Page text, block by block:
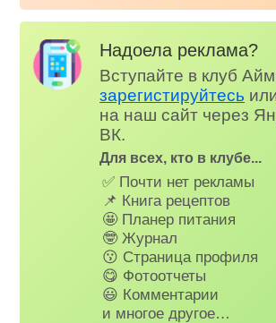
Надоела реклама?
Вступайте в клуб
зарегистируйтесь
на наш сайт через
ВК.
Для всех, кто в клубе...
✅ Почти нет рекламы
📌 Книга рецептов
🤩 Планер питания
🤓 Журнал
😗 Страница профиля
😋 Фотоотчеты
😃 Комментарии
и многое другое…